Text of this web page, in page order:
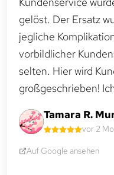
gelöst. Der Ersatz
jegliche
vorbildlicher
selten. Hier wird
großgeschrieben!
Tamara R.
vor 2
Auf Google ansehen